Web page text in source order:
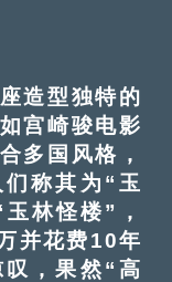
造型独特的
宫崎骏电影
多国风格，
称其为“玉
林怪楼”，
并花费10年
，果然“高